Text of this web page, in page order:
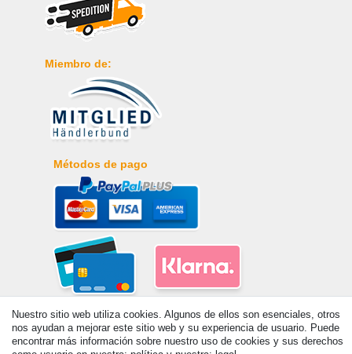
Miembro de:
Métodos de pago
Nuestro sitio web utiliza cookies. Algunos de ellos son esenciales, otros
nos ayudan a mejorar este sitio web y su experiencia de usuario. Puede
encontrar más información sobre nuestro uso de cookies y sus derechos